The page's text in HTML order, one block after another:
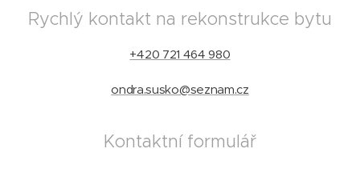
Rychlý kontakt na rekonstrukce bytu
+420 721 464 980
ondra.susko@seznam.cz
Kontaktní formulář